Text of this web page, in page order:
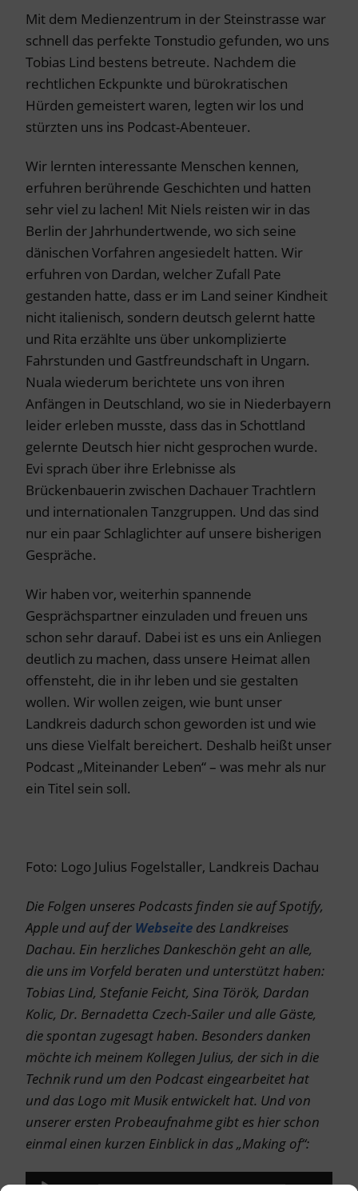
Mit dem Medienzentrum in der Steinstrasse war
schnell das perfekte Tonstudio gefunden, wo uns
Tobias Lind bestens betreute. Nachdem die
rechtlichen Eckpunkte und bürokratischen
Hürden gemeistert waren, legten wir los und
stürzten uns ins Podcast-Abenteuer.
Wir lernten interessante Menschen kennen,
erfuhren berührende Geschichten und hatten
sehr viel zu lachen! Mit Niels reisten wir in das
Berlin der Jahrhundertwende, wo sich seine
dänischen Vorfahren angesiedelt hatten. Wir
erfuhren von Dardan, welcher Zufall Pate
gestanden hatte, dass er im Land seiner Kindheit
nicht italienisch, sondern deutsch gelernt hatte
und Rita erzählte uns über unkomplizierte
Fahrstunden und Gastfreundschaft in Ungarn.
Nuala wiederum berichtete uns von ihren
Anfängen in Deutschland, wo sie in Niederbayern
leider erleben musste, dass das in Schottland
gelernte Deutsch hier nicht gesprochen wurde.
Evi sprach über ihre Erlebnisse als
Brückenbauerin zwischen Dachauer Trachtlern
und internationalen Tanzgruppen. Und das sind
nur ein paar Schlaglichter auf unsere bisherigen
Gespräche.
Wir haben vor, weiterhin spannende
Gesprächspartner einzuladen und freuen uns
schon sehr darauf. Dabei ist es uns ein Anliegen
deutlich zu machen, dass unsere Heimat allen
offensteht, die in ihr leben und sie gestalten
wollen. Wir wollen zeigen, wie bunt unser
Landkreis dadurch schon geworden ist und wie
uns diese Vielfalt bereichert. Deshalb heißt unser
Podcast „Miteinander Leben“ – was mehr als nur
ein Titel sein soll.
Foto: Logo Julius Fogelstaller, Landkreis Dachau
Die Folgen unseres Podcasts finden sie auf Spotify,
Apple und auf der Webseite des Landkreises
Dachau. Ein herzliches Dankeschön geht an alle,
die uns im Vorfeld beraten und unterstützt haben:
Tobias Lind, Stefanie Feicht, Sina Török, Dardan
Kolic, Dr. Bernadetta Czech-Sailer und alle Gäste,
die spontan zugesagt haben. Besonders danken
möchte ich meinem Kollegen Julius, der sich in die
Technik rund um den Podcast eingearbeitet hat
und das Logo mit Musik entwickelt hat. Und von
unserer ersten Probeaufnahme gibt es hier schon
einmal einen kurzen Einblick in das „Making of“:
Audio-